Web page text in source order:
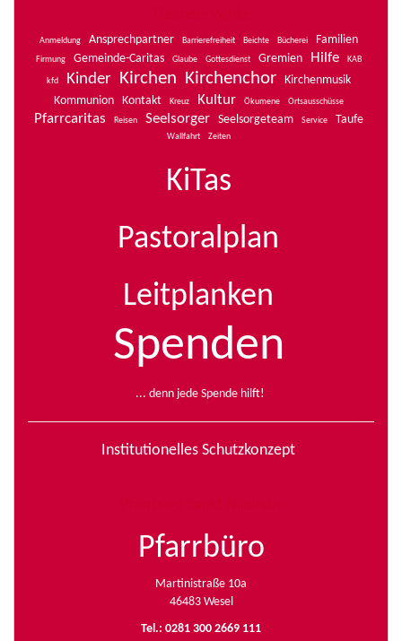
Anmeldung Ansprechpartner Barrierefreiheit Beichte Bücherei Familien
Firmung Gemeinde-Caritas Glaube Gottesdienst Gremien Hilfe KAB
kfd Kinder Kirchen Kirchenchor
Kirchenmusik
Kommunion
Kontakt Kreuz Kultur Ökumene Ortsausschüsse
Pfarrcaritas Reisen Seelsorger Seelsorgeteam Service Taufe
Wallfahrt Zeiten
KiTas
Pastoralplan
Leitplanken
Spenden
... denn jede Spende hilft!
Institutionelles Schutzkonzept
Pfarrbüro
Martinistraße 10a
46483 Wesel
Tel.: 0281 300 2669 111